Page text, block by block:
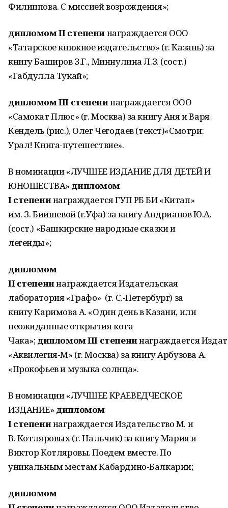
Филиппова. С миссией возрождения»;
дипломом II степенинаграждается ООО
«Татарское книжное издательство» (г. Казань) за
книгу Баширов З.Г., Миннулина Л.З. (сост.)
«Габдулла Тукай»;
дипломом III степенинаграждается ООО
«Самокат Плюс» (г. Москва) за книгу Аня и Варя
Кендель (рис.), Олег Чегодаев (текст)«Смотри:
Урал! Книга-путешествие».
В номинации «ЛУЧШЕЕ ИЗДАНИЕ ДЛЯ ДЕТЕЙ И
ЮНОШЕСТВА» дипломом
I степенинаграждается ГУП РБ БИ «Китап»
им. З. Биишевой (г.Уфа) за книгу Андрианов Ю.А.
(сост.) «Башкирские народные сказки и
легенды»;
дипломом
IIстепенинаграждается Издательская
лаборатория «Графо» (г. С.-Петербург) за
книгу Каримова А. «Один день в Казани, или
неожиданные открытия кота
Чака»;дипломом III степенинаграждается
«Аквилегия-М» (г. Москва) за книгу Арбузова А.
«Прокофьев и музыка солнца».
В номинации «ЛУЧШЕЕ КРАЕВЕДЧЕСКОЕ
ИЗДАНИЕ» дипломом
Iстепенинаграждается Издательство М. и
В. Котляровых (г. Нальчик) за книгу Мария и
Виктор Котляровы. Поедем вместе. По
уникальным местам Кабардино-Балкарии;
дипломом